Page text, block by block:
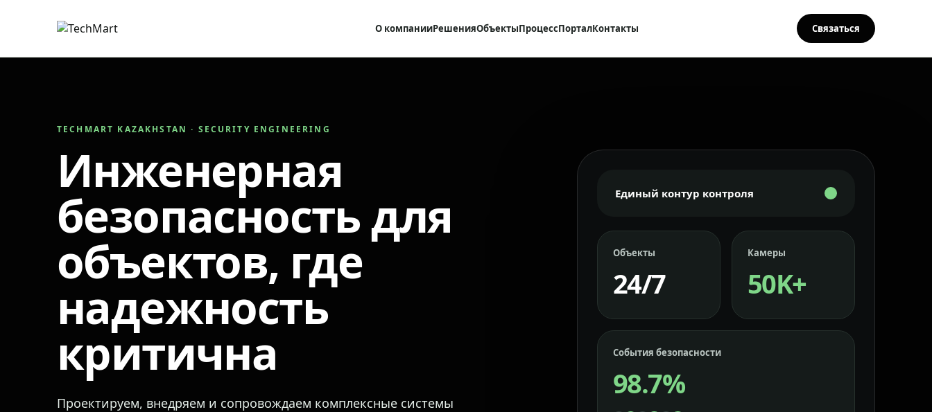
О компанииРешенияОбъектыПроцессПорталКонтакты Связаться
TECHMART KAZAKHSTAN · SECURITY ENGINEERING
Инженерная
безопасность для
объектов, где
надежность
критична
Проектируем, внедряем и сопровождаем комплексные системы
Единый контур контроля
Объекты
24/7
Камеры
50K+
События безопасности
98.7%